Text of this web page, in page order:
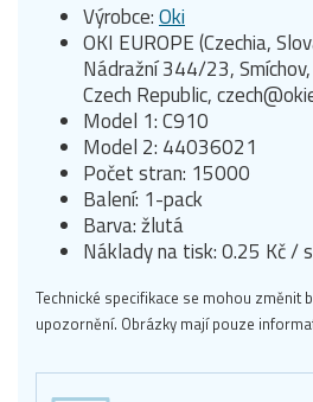
Výrobce:Oki
OKI EUROPE (Czechia,
Nádražní 344/23,
Czech Republic,
Model 1: C910
Model 2: 44036021
Počet stran: 15000
Balení: 1-pack
Barva: žlutá
Náklady na tisk: 0.25 Kč /
Technické specifikace se mohou změnit
upozornění. Obrázky mají pouze